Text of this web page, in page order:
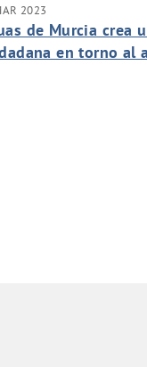
2023
de Murcia crea
en torno al